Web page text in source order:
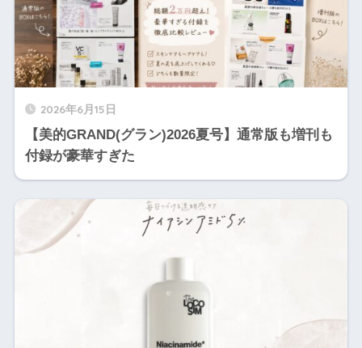
2026年6月15日
【美的GRAND(グラン)2026夏号】通常版も増刊も
付録が豪華すぎた